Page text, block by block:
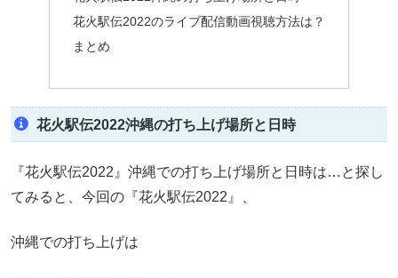
花火駅伝2022のライブ配信動画視聴方法は？
まとめ
花火駅伝2022沖縄の打ち上げ場所と日時
『花火駅伝2022』沖縄での打ち上げ場所と日時は…と探し
てみると、今回の『花火駅伝2022』、
沖縄での打ち上げは